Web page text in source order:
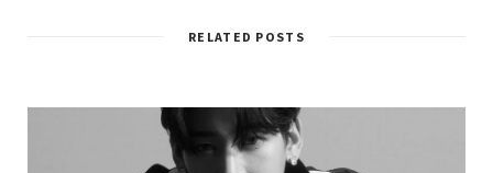
RELATED POSTS